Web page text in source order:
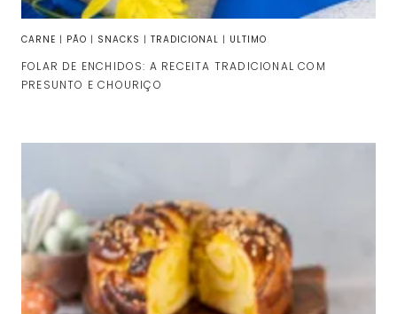
CARNE | PÃO | SNACKS | TRADICIONAL | ULTIMO
FOLAR DE ENCHIDOS: A RECEITA TRADICIONAL COM
PRESUNTO E CHOURIÇO